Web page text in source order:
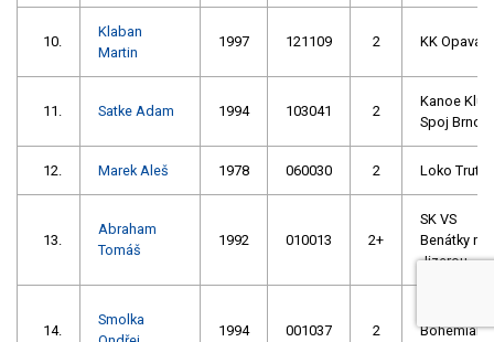
10.
Klaban
Martin
1997 121109 2 KK Opava
11. Satke Adam 1994 103041 2
Kanoe Klub
Spoj Brno
12. Marek Aleš 1978 060030 2 Loko
13.
Abraham
Tomáš
1992 010013 2+
SK VS
Benátky
Jizerou
14.
Smolka
1994 001037 2
Bohemians